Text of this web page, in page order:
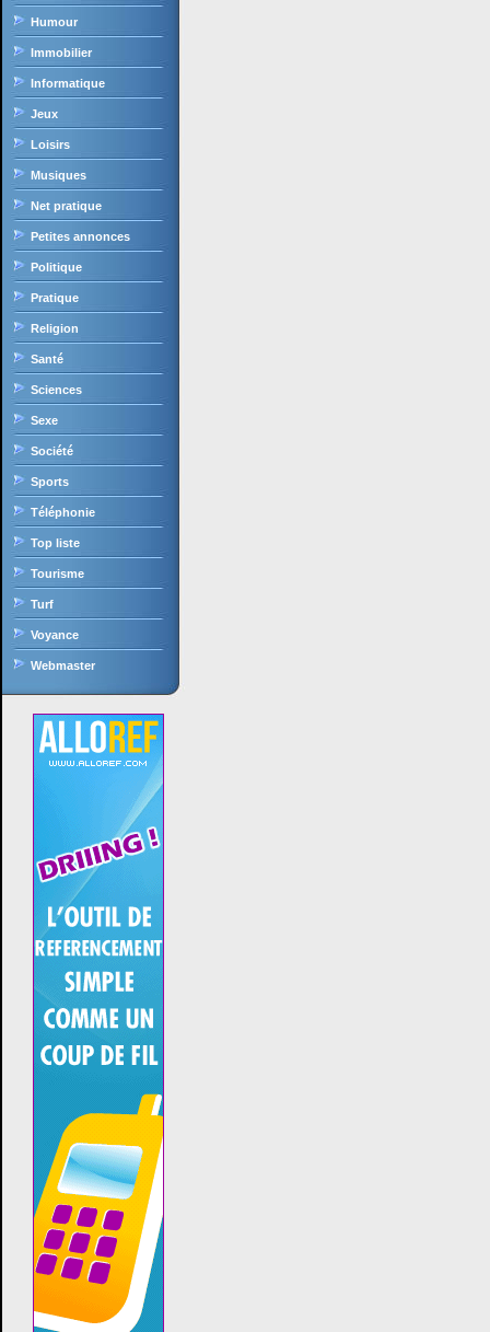
Humour
Immobilier
Informatique
Jeux
Loisirs
Musiques
Net pratique
Petites annonces
Politique
Pratique
Religion
Santé
Sciences
Sexe
Société
Sports
Téléphonie
Top liste
Tourisme
Turf
Voyance
Webmaster